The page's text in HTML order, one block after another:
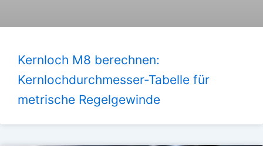
Kernloch M8 berechnen:
Kernlochdurchmesser-Tabelle für
metrische Regelgewinde